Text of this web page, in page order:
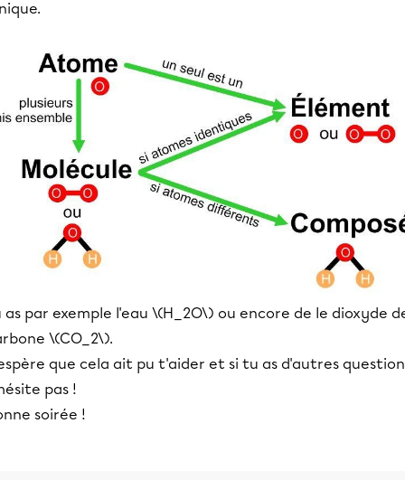
as par exemple l'eau \(H_2O\) ou encore de le dioxyde
\(CO_2\).
que cela ait pu t'aider et si tu as d'autres
pas !
soirée !